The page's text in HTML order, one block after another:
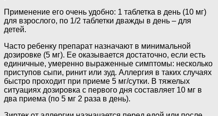
Применение его очень удобно: 1 таблетка в день (10 мг)
для взрослого, по 1/2 таблетки дважды в день – для
детей.
Часто ребенку препарат назначают в минимальной
дозировке (5 мг). Ее оказывается достаточно, если есть
единичные, умеренно выраженные симптомы: несколько
приступов сыпи, ринит или зуд. Аллергия в таких случаях
быстро проходит при приеме 5 мг/сутки. В тяжелых
ситуациях дозировка с первого дня составляет 10 мг в
два приема (по 5 мг 2 раза в день).